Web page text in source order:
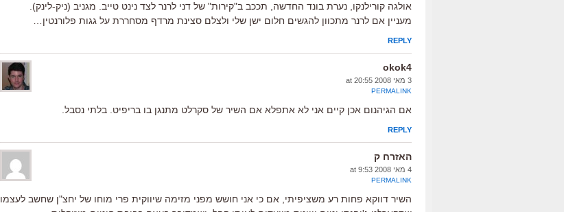
אולגה קורילנקו, נערת בונד החדשה, תככב ב"קירות" של דני לרנר לצד נינט טייב. מגניב (ניק-לינק).
מעניין אם לרנר מתכוון להגשים חלום ישן שלי ולצלם סצינת מרדף מסחררת על גגות פלורנטין…
REPLY
okok4
3 מאי 2008 at 20:55
PERMALINK
אם הגיהנום אכן קיים אני לא אתפלא אם השיר של סקרלט מתנגן בו בריפיט. בלתי נסבל.
REPLY
האזרח ק
4 מאי 2008 at 9:53
PERMALINK
השיר דווקא פחות רע משציפיתי, אם כי אני חושש מפני מזימה שיווקית פרי מוחו של יחצ"ן שחשב לעצמו